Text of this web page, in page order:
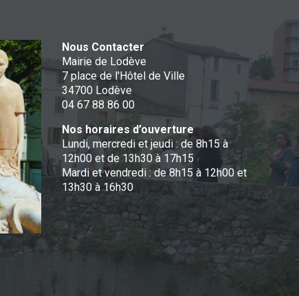
Nous Contacter
Mairie de Lodève
7 place de l'Hôtel de Ville
34700 Lodève
04 67 88 86 00
Nos horaires d’ouverture
Lundi, mercredi et jeudi : de 8h15 à
12h00 et de 13h30 à 17h15
Mardi et vendredi : de 8h15 à 12h00 et
13h30 à 16h30